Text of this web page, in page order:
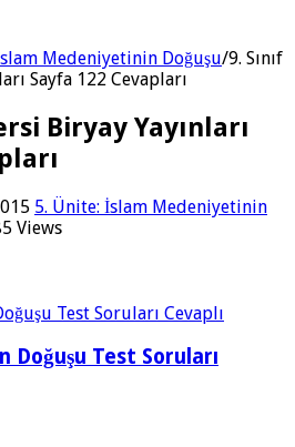
Medeniyetinin Doğuşu/9. Sınıf
Sayfa 122 Cevapları
Biryay Yayınları
5. Ünite: İslam Medeniyetinin
Views
Test Soruları